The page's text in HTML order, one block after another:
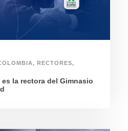
, RECTORES,
la rectora del Gimnasio